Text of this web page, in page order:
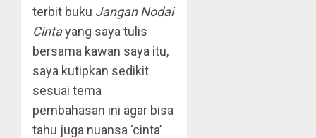
terbit buku Jangan Nodai
Cintayang saya tulis
bersama kawan saya itu,
saya kutipkan sedikit
sesuai tema
pembahasan ini agar bisa
tahu juga nuansa ‘cinta’